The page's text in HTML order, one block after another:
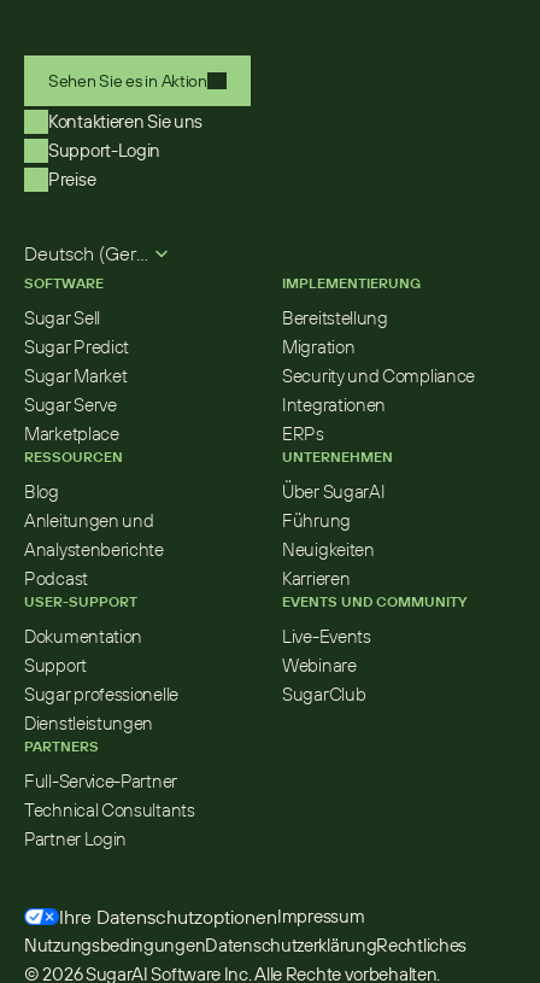
Sehen Sie es in Aktion
Kontaktieren Sie uns
Support-Login
Preise
Deutsch (German)
SOFTWARE
Sugar Sell
Sugar Predict
Sugar Market
Sugar Serve
Marketplace
RESSOURCEN
Blog
Anleitungen und
Analystenberichte
Podcast
USER-SUPPORT
Dokumentation
Support
Sugar professionelle
Dienstleistungen
PARTNERS
Full-Service-Partner
Technical Consultants
Partner Login
IMPLEMENTIERUNG
Bereitstellung
Migration
Security und Compliance
Integrationen
ERPs
UNTERNEHMEN
Über SugarAI
Führung
Neuigkeiten
Karrieren
EVENTS UND COMMUNITY
Live-Events
Webinare
SugarClub
Ihre DatenschutzoptionenImpressum
NutzungsbedingungenDatenschutzerklärungRechtliches
© 2026 SugarAI Software Inc. Alle Rechte vorbehalten.